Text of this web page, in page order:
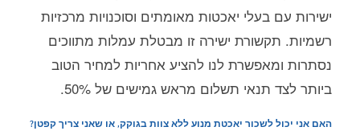
ישירות עם בעלי יאכטות מאומתים וסוכנויות מרכזיות
רשמיות. תקשורת ישירה זו מבטלת עמלות מתווכים
נסתרות ומאפשרת לנו להציע אחריות למחיר הטוב
ביותר לצד תנאי תשלום מראש גמישים של 50%.
האם אני יכול לשכור יאכטת מנוע ללא צוות בגוקק, או שאני צריך קפטן?